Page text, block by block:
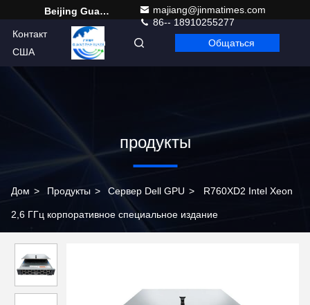
Beijing Guangtian Runze Technology Co., Ltd.
majiang@jinmatimes.com
86-- 18910255277
Контакт
США
Russian Общаться
продукты
Дом > Продукты > Сервер Dell GPU > R760XD2 Intel Xeon
2,6 ГГц корпоративное специальное издание